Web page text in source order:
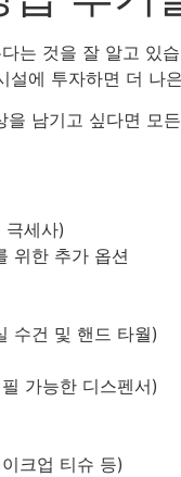
는 것을 잘 알고 있
에 투자하면 더 나
남기고 싶다면 모
세사)
위한 추가 옵션
수건 및 핸드 타월)
가능한 디스펜서)
크업 티슈 등)